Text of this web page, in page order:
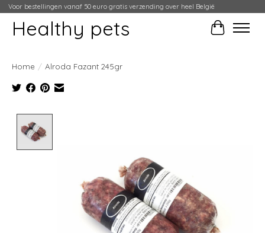
Voor bestellingen vanaf 50 euro gratis verzending over heel België
Healthy pets
Home / Alroda Fazant 245gr